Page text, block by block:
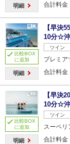
明細
合計料金
比較BOX
に追加
明細
【早決
10分☆沖
ツイン
プレミア
合計料金
比較BOX
に追加
明細
【早決
10分☆沖
ツイン
スーペリ
合計料金